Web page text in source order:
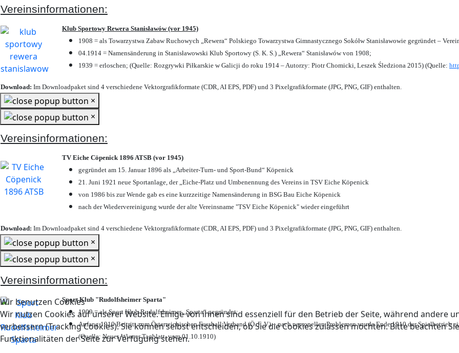
Wir benutzen Cookies
Wir nutzen Cookies auf unserer Website. Einige von ihnen sind essenziell für den Betrieb der Seite, während andere
verbessern (Tracking Cookies). Sie können selbst entscheiden, ob Sie die Cookies zulassen möchten. Bitte beachten
Funktionalitäten der Seite zur Verfügung stehen.
Vereinsinformationen:
Klub Sportowy Rewera Stanisławów (vor 1945)
1908 = als Towarzystwa Zabaw Ruchowych „Rewera“ Polskiego Towarzystwa Gimnastycznego Sokółw Stanisławowie gegründet –
04.1914 = Namensänderung in Stanisławowski Klub Sportowy (S. K. S.) „Rewera“ Stanisławów von 1908;
1939 = erloschen; (Quelle: Rozgrywki Piłkarskie w Galicji do roku 1914 – Autorzy: Piotr Chomicki, Leszek Śledziona 2015) (Quelle:
Download: Im Downloadpaket sind 4 verschiedene Vektorgrafikformate (CDR, AI EPS, PDF) und 3 Pixelgrafikformate (JPG, PNG, GIF) enthalten.
×
×
Vereinsinformationen:
TV Eiche Cöpenick 1896 ATSB (vor 1945)
gegründet am 15. Januar 1896 als „Arbeiter-Turn- und Sport-Bund“ Köpenick
21. Juni 1921 neue Sportanlage, der „Eiche-Platz und Umbenennung des Vereins in TSV Eiche Köpenick
von 1986 bis zur Wende gab es eine kurzzeitige Namensänderung in BSG Bau Eiche Köpenick
nach der Wiedervereinigung wurde der alte Vereinsname "TSV Eiche Köpenick" wieder eingeführt
Download: Im Downloadpaket sind 4 verschiedene Vektorgrafikformate (CDR, AI EPS, PDF) und 3 Pixelgrafikformate (JPG, PNG, GIF) enthalten.
×
×
Vereinsinformationen:
Sport Klub "Rudolfsheimer Sparta"
1909 = als Sport Klub Rudolfsheimer „Sparta“ gegründet;
Anfang 1910 Beitritt zum Österreichischen Fussball Verband (Ö. F. V.) – nach personellen Problemen wurde Ende 1910 der
(Quelle: Neues Wiener Tagblatt, vom 01.10.1910)